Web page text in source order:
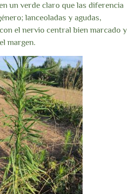
un verde claro que las diferencia
lanceoladas y agudas,
el nervio central bien marcado y
margen.